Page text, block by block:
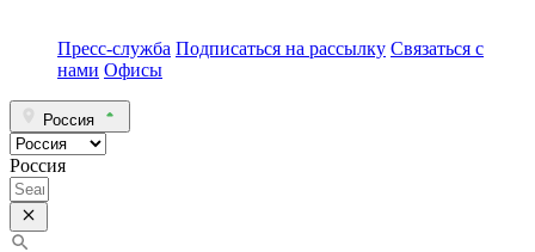
Пресс-служба Подписаться на рассылку Связаться с
нами Офисы
Россия
Россия